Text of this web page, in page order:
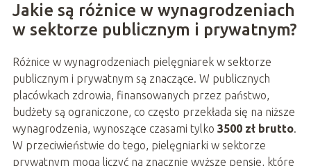
Jakie są różnice w wynagrodzeniach
w sektorze publicznym i prywatnym?
Różnice w wynagrodzeniach pielęgniarek w sektorze
publicznym i prywatnym są znaczące. W publicznych
placówkach zdrowia, finansowanych przez państwo,
budżety są ograniczone, co często przekłada się na niższe
wynagrodzenia, wynoszące czasami tylko 3500 zł brutto.
W przeciwieństwie do tego, pielęgniarki w sektorze
prywatnym mogą liczyć na znacznie wyższe pensje, które